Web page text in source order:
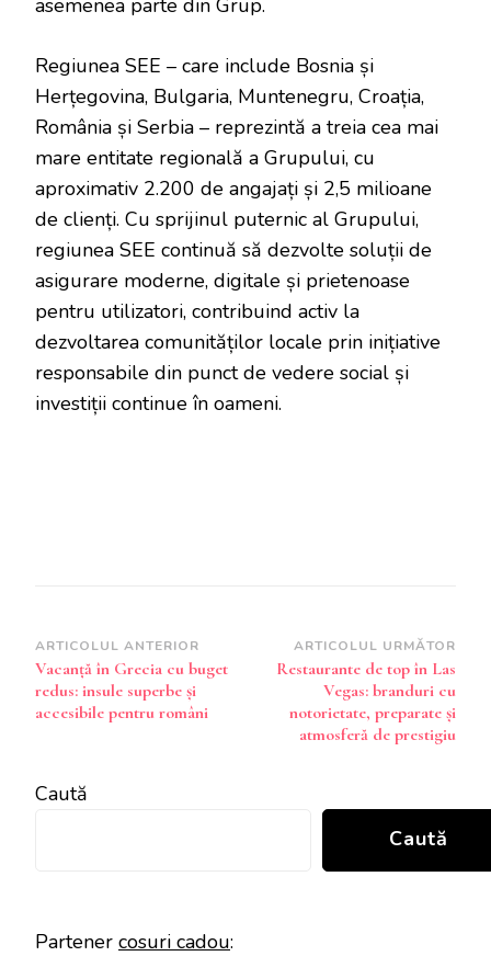
asemenea parte din Grup.
Regiunea SEE – care include Bosnia și
Herțegovina, Bulgaria, Muntenegru, Croația,
România și Serbia – reprezintă a treia cea mai
mare entitate regională a Grupului, cu
aproximativ 2.200 de angajați și 2,5 milioane
de clienți. Cu sprijinul puternic al Grupului,
regiunea SEE continuă să dezvolte soluții de
asigurare moderne, digitale și prietenoase
pentru utilizatori, contribuind activ la
dezvoltarea comunităților locale prin inițiative
responsabile din punct de vedere social și
investiții continue în oameni.
Navigare
în
articole
ARTICOLUL ANTERIOR
Vacanță în Grecia cu buget
redus: insule superbe și
accesibile pentru români
ARTICOLUL URMĂTOR
Restaurante de top în Las
Vegas: branduri cu
notorietate, preparate și
atmosferă de prestigiu
Caută
Caută
Partener cosuri cadou: